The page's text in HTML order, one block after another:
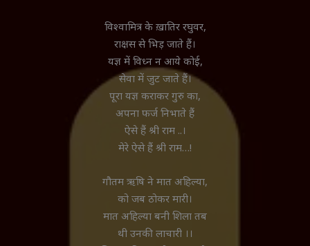
विश्वामित्र के ख़ातिर रघुवर,
राक्षस से भिड़ जाते हैं।
यज्ञ में विध्न न आये कोई,
सेवा में जुट जाते हैं।
पूरा यज्ञ कराकर गुरु का,
अपना फर्ज निभाते हैं
ऐसे हैं श्री राम ..।
मेरे ऐसे हैं श्री राम…!
गौतम ऋषि ने मात अहिल्या,
को जब ठोकर मारी।
मात अहिल्या बनी शिला तब
थी उनकी लाचारी ।।